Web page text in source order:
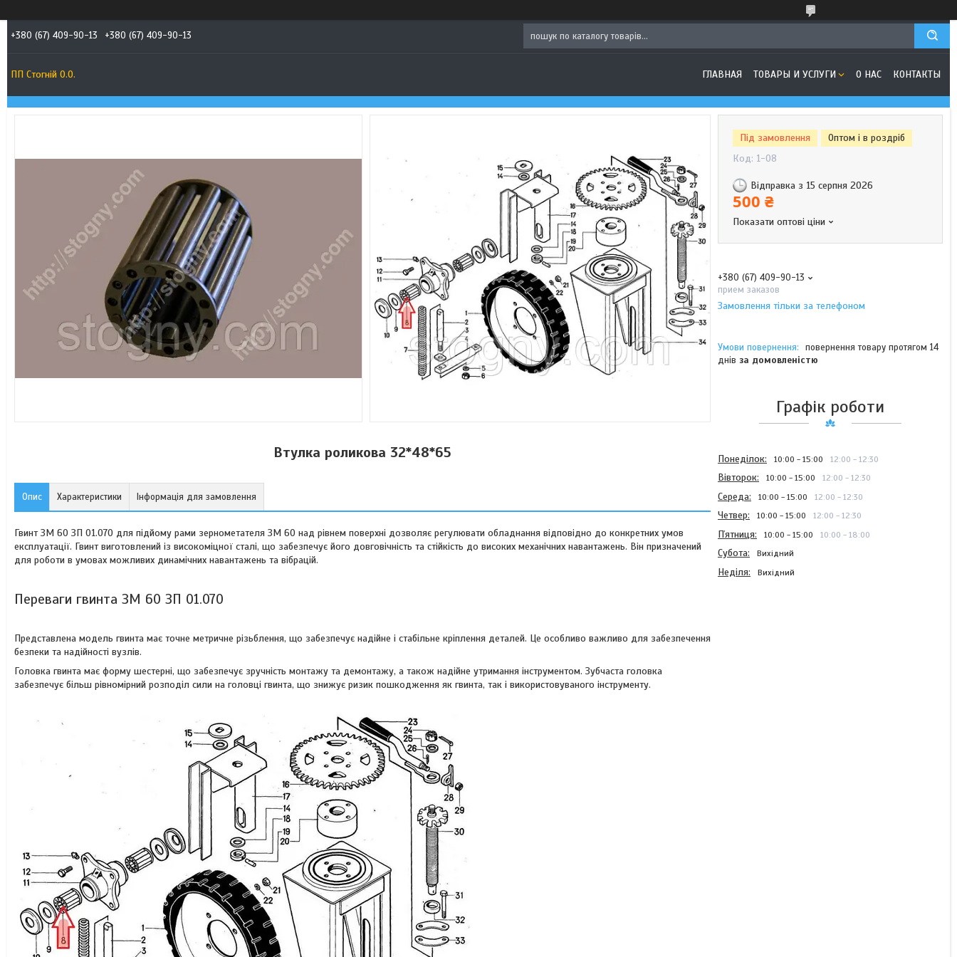
+380 (67) 409-90-13 +380 (67) 409-90-13
ПП Стогній О.О. ГЛАВНАЯ ТОВАРЫ И УСЛУГИ О НАС КОНТАКТЫ
Втулка роликова 32*48*65
Опис Характеристики Інформація для замовлення
Гвинт ЗМ 60 ЗП 01.070 для підйому рами зернометателя ЗМ 60 над рівнем поверхні дозволяє регулювати обладнання відповідно до конкретних умов
експлуатації. Гвинт виготовлений із високоміцної сталі, що забезпечує його довговічність та стійкість до високих механічних навантажень. Він призначений
для роботи в умовах можливих динамічних навантажень та вібрацій.
Переваги гвинта ЗМ 60 ЗП 01.070
Представлена ​​модель гвинта має точне метричне різьблення, що забезпечує надійне і стабільне кріплення деталей. Це особливо важливо для забезпечення
безпеки та надійності вузлів.
Головка гвинта має форму шестерні, що забезпечує зручність монтажу та демонтажу, а також надійне утримання інструментом. Зубчаста головка
забезпечує більш рівномірний розподіл сили на головці гвинта, що знижує ризик пошкодження як гвинта, так і використовуваного інструменту.
Під замовлення
Оптом і в роздріб
Код: 1-08
Відправка з 15 серпня 2026
500 ₴
Показати оптові ціни
+380 (67) 409-90-13
прием заказов
Замовлення тільки за телефоном
повернення товару протягом 14
днів за домовленістю
Графік роботи
Понеділок 10:00 15:00 12:00 12:30
Вівторок 10:00 15:00 12:00 12:30
Середа 10:00 15:00 12:00 12:30
Четвер 10:00 15:00 12:00 12:30
Пʼятниця 10:00 15:00 10:00 18:00
Субота Вихідний
Неділя Вихідний